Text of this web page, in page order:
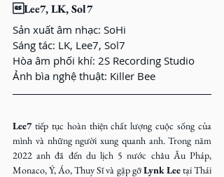
Lee7, LK, Sol7
Sản xuất âm nhạc: SoHi
Sáng tác: LK, Lee7, Sol7
Hòa âm phối khí: 2S Recording Studio
Ảnh bìa nghệ thuật: Killer Bee
Lee7 tiếp tục hoàn thiện chất lượng cuộc sống của
mình và những người xung quanh anh. Trong năm
2022 anh đã đến du lịch 5 nước châu Âu Pháp,
Monaco, Ý, Áo, Thuy Sĩ và gặp gỡ Lynk Lee tại Thái